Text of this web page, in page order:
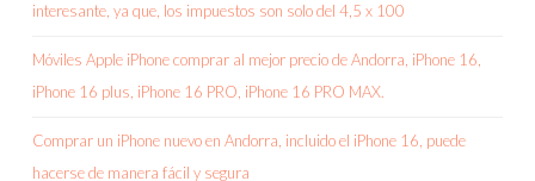
interesante, ya que, los impuestos son solo del 4,5 x 100
Móviles Apple iPhone comprar al mejor precio de Andorra, iPhone 16,
iPhone 16 plus, iPhone 16 PRO, iPhone 16 PRO MAX.
Comprar un iPhone nuevo en Andorra, incluido el iPhone 16, puede
hacerse de manera fácil y segura